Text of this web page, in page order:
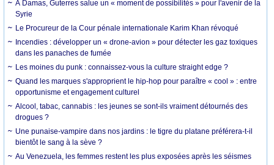
À Damas, Guterres salue un « moment de possibilités » pour l'avenir de la
Syrie
Le Procureur de la Cour pénale internationale Karim Khan révoqué
Incendies : développer un « drone-avion » pour détecter les gaz toxiques
dans les panaches de fumée
Les moines du punk : connaissez-vous la culture straight edge ?
Quand les marques s'approprient le hip-hop pour paraître « cool » : entre
opportunisme et engagement culturel
Alcool, tabac, cannabis : les jeunes se sont-ils vraiment détournés des
drogues ?
Une punaise-vampire dans nos jardins : le tigre du platane préférera-t-il
bientôt le sang à la sève ?
Au Venezuela, les femmes restent les plus exposées après les séismes